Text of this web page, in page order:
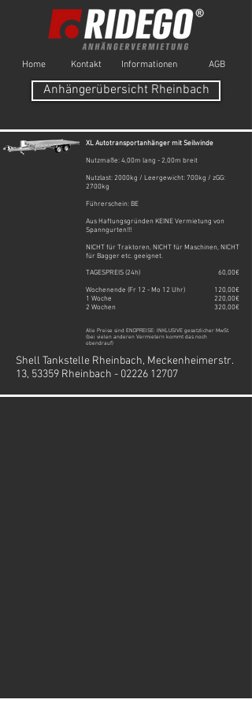
Home Kontakt Informationen AGB
Anhängerübersicht Rheinbach
XL Autotransportanhänger mit Seilwinde
Nutzmaße: 4,00m lang - 2,00m breit
Nutzlast: 2000kg / Leergewicht: 700kg / zGG:
2700kg
Führerschein: BE
Aus Haftungsgründen KEINE Vermietung von
Spanngurten!!!
NICHT für Traktoren, NICHT für Maschinen, NICHT
für Bagger etc. geeignet.
TAGESPREIS (24h)
Wochenende (Fr 12 - Mo 12 Uhr)
1 Woche
2 Wochen
60,00€
120,00€
220,00€
320,00€
Alle Preise sind ENDPREISE: INKLUSIVE gesetzlicher MwSt.
(bei vielen anderen Vermietern kommt das noch
obendrauf)
Shell Tankstelle Rheinbach, Meckenheimerstr.
13, 53359 Rheinbach - 02226 12707